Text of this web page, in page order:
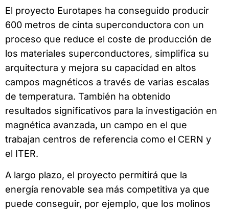
El proyecto Eurotapes ha conseguido producir
600 metros de cinta superconductora con un
proceso que reduce el coste de producción de
los materiales superconductores, simplifica su
arquitectura y mejora su capacidad en altos
campos magnéticos a través de varias escalas
de temperatura. También ha obtenido
resultados significativos para la investigación en
magnética avanzada, un campo en el que
trabajan centros de referencia como el CERN y
el ITER.
A largo plazo, el proyecto permitirá que la
energía renovable sea más competitiva ya que
puede conseguir, por ejemplo, que los molinos